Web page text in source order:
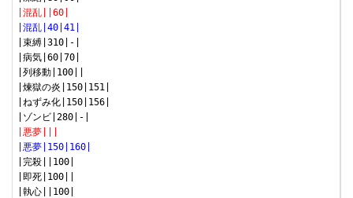
|混乱||60|
|混乱|40|41|
|束縛|310|-|
|病気|60|70|
|列移動|100||
|煉獄の炎|150|151|
|ねずみ化|150|156|
|悪夢|||
|悪夢|150|160|
|完殺||100|
|即死|100||
|執心||100|